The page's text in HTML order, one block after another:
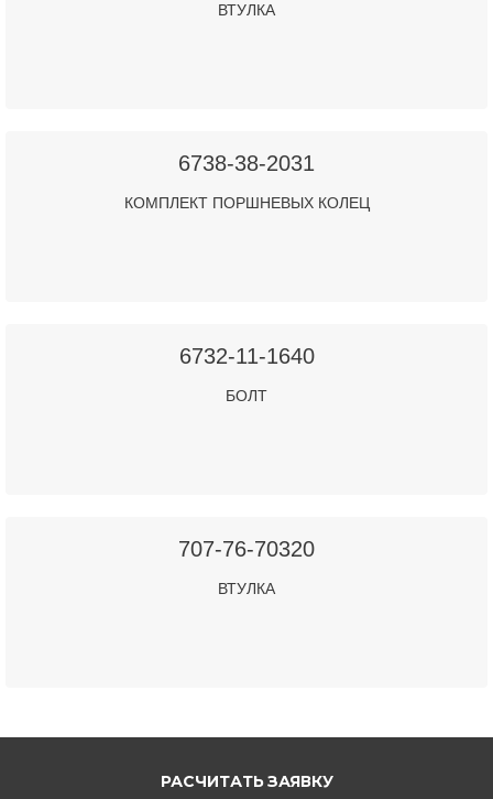
ВТУЛКА
6738-38-2031
КОМПЛЕКТ ПОРШНЕВЫХ КОЛЕЦ
6732-11-1640
БОЛТ
707-76-70320
ВТУЛКА
РАСЧИТАТЬ ЗАЯВКУ